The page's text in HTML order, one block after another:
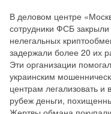
В деловом центре
сотрудники ФСБ закрыли
нелегальных
задержали более 20 их
Эти организации
украинским
центрам легализовать и
рубеж деньги,